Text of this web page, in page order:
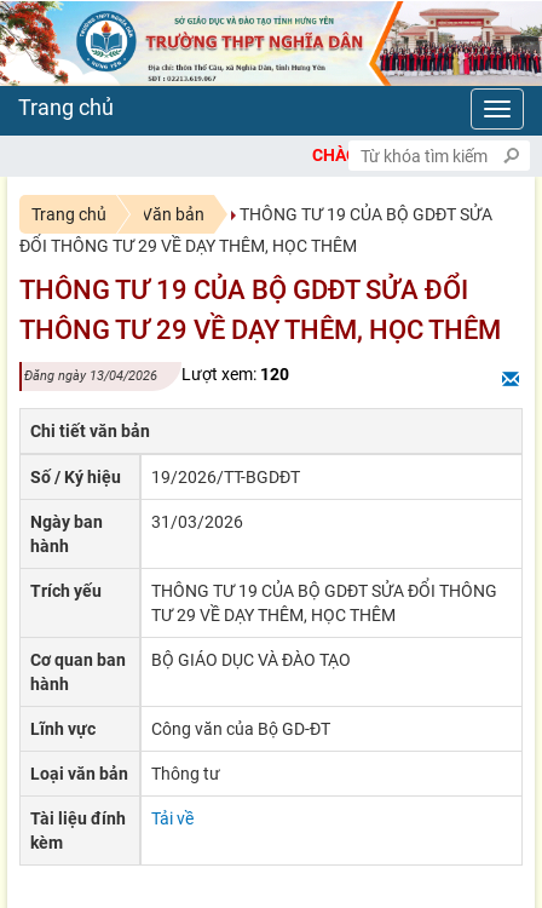
CHÀO MỪNG BẠN ĐẾN VỚI
Trang chủ Văn bản
THÔNG TƯ 19 CỦA BỘ GDĐT SỬA
ĐỔI THÔNG TƯ 29 VỀ DẠY THÊM, HỌC THÊM
THÔNG TƯ 19 CỦA BỘ GDĐT SỬA ĐỔI
THÔNG TƯ 29 VỀ DẠY THÊM, HỌC THÊM
Đăng ngày 13/04/2026 Lượt xem: 120
Chi tiết văn bản
Số / Ký hiệu 19/2026/TT-BGDĐT
Ngày ban
hành
31/03/2026
Trích yếu
THÔNG TƯ 19 CỦA BỘ GDĐT SỬA ĐỔI THÔNG
TƯ 29 VỀ DẠY THÊM, HỌC THÊM
Cơ quan ban
hành
BỘ GIÁO DỤC VÀ ĐÀO TẠO
Lĩnh vực Công văn của Bộ GD-ĐT
Loại văn bản Thông tư
Tài liệu đính
kèm
Tải về